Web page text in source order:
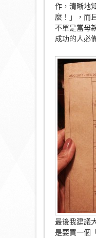
作，清晰地
麼！」，而
不單是當母
成功的人必
最後我建議
是要買一個